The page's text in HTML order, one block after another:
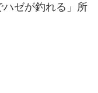
ハゼが釣れる」所